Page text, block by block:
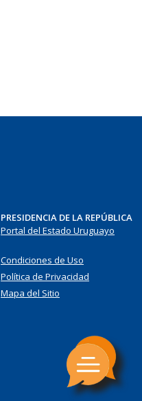
PRESIDENCIA DE LA REPÚBLICA
Portal del Estado Uruguayo
Condiciones de Uso
Política de Privacidad
Mapa del Sitio